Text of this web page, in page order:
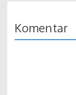
Komentar